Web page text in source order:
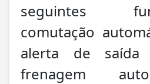
seguintes
comutação
alerta de
frenagem